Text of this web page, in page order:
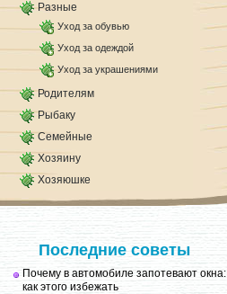
Разные
Уход за обувью
Уход за одеждой
Уход за украшениями
Родителям
Рыбаку
Семейные
Хозяину
Хозяюшке
Последние советы
Почему в автомобиле запотевают окна:
как этого избежать